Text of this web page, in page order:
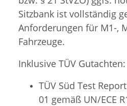
Sitzbank ist vollständig
Anforderungen für M1-,
Fahrzeuge.
Inklusive TÜV Gutachten:
TÜV Süd Test
01 gemäß UN/ECE